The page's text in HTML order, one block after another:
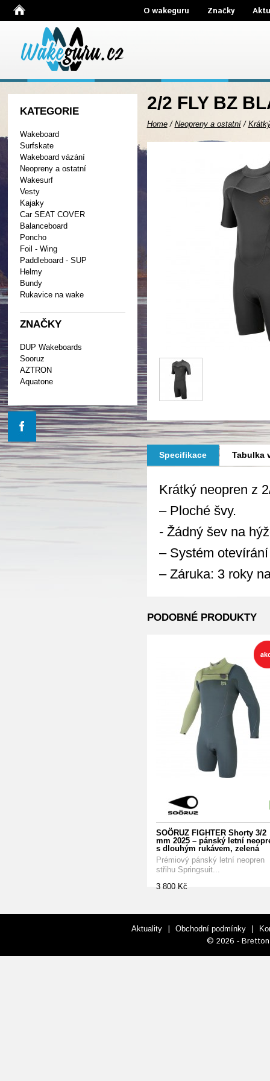
O wakeguru Značky
KATEGORIE
Wakeboard
Surfskate
Wakeboard vázání
Neopreny a ostatní
Wakesurf
Vesty
Kajaky
Car SEAT COVER
Balanceboard
Poncho
Foil - Wing
Paddleboard - SUP
Helmy
Bundy
Rukavice na wake
ZNAČKY
DUP Wakeboards
Sooruz
AZTRON
Aquatone
2/2 FLY BZ
Home/ Neopreny a ostatní/
Specifikace Tabulka
Krátký neopren z
– Ploché švy.
- Žádný šev na
– Systém
– Záruka: 3 roky
PODOBNÉ PRODUKTY
SOÖRUZ FIGHTER Shorty 3/2
mm 2025 – pánský letní
s dlouhým rukávem, zelená
Prémiový pánský letní neopren
střihu Springsuit...
3 800 Kč
Aktuality | Obchodní podmínky |
© 2026 - Bretton